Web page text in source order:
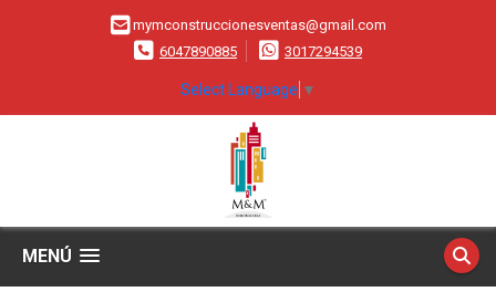
mymconstruccionesventas@gmail.com
6047890885
3017294539
Select Language ▼
MENÚ